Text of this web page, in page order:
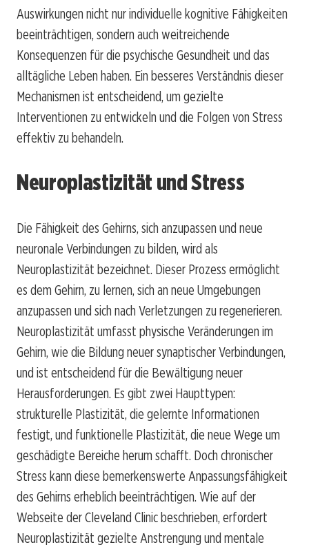
Auswirkungen nicht nur individuelle kognitive Fähigkeiten
beeinträchtigen, sondern auch weitreichende
Konsequenzen für die psychische Gesundheit und das
alltägliche Leben haben. Ein besseres Verständnis dieser
Mechanismen ist entscheidend, um gezielte
Interventionen zu entwickeln und die Folgen von Stress
effektiv zu behandeln.
Neuroplastizität und Stress
Die Fähigkeit des Gehirns, sich anzupassen und neue
neuronale Verbindungen zu bilden, wird als
Neuroplastizität bezeichnet. Dieser Prozess ermöglicht
es dem Gehirn, zu lernen, sich an neue Umgebungen
anzupassen und sich nach Verletzungen zu regenerieren.
Neuroplastizität umfasst physische Veränderungen im
Gehirn, wie die Bildung neuer synaptischer Verbindungen,
und ist entscheidend für die Bewältigung neuer
Herausforderungen. Es gibt zwei Haupttypen:
strukturelle Plastizität, die gelernte Informationen
festigt, und funktionelle Plastizität, die neue Wege um
geschädigte Bereiche herum schafft. Doch chronischer
Stress kann diese bemerkenswerte Anpassungsfähigkeit
des Gehirns erheblich beeinträchtigen. Wie auf der
Webseite der Cleveland Clinic beschrieben, erfordert
Neuroplastizität gezielte Anstrengung und mentale